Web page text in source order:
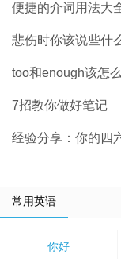
便捷的介词用法大
悲伤时你该说些什
too和enough该怎
7招教你做好笔记
经验分享：你的四
常用英语
你好